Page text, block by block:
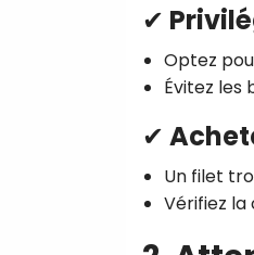
✔
Optez
Évitez les
✔
Un filet
Vérifiez la